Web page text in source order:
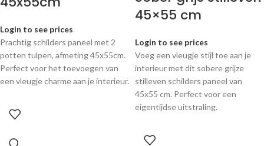
Login to see prices
Prachtig schilders paneel met 2
potten tulpen, afmeting 45x55cm.
Perfect voor het toevoegen van
een vleugje charme aan je interieur.
45×55 cm
Login to see prices
Voeg een vleugje stijl toe aan je
interieur met dit sobere grijze
stilleven schilders paneel van
45x55 cm. Perfect voor een
eigentijdse uitstraling.